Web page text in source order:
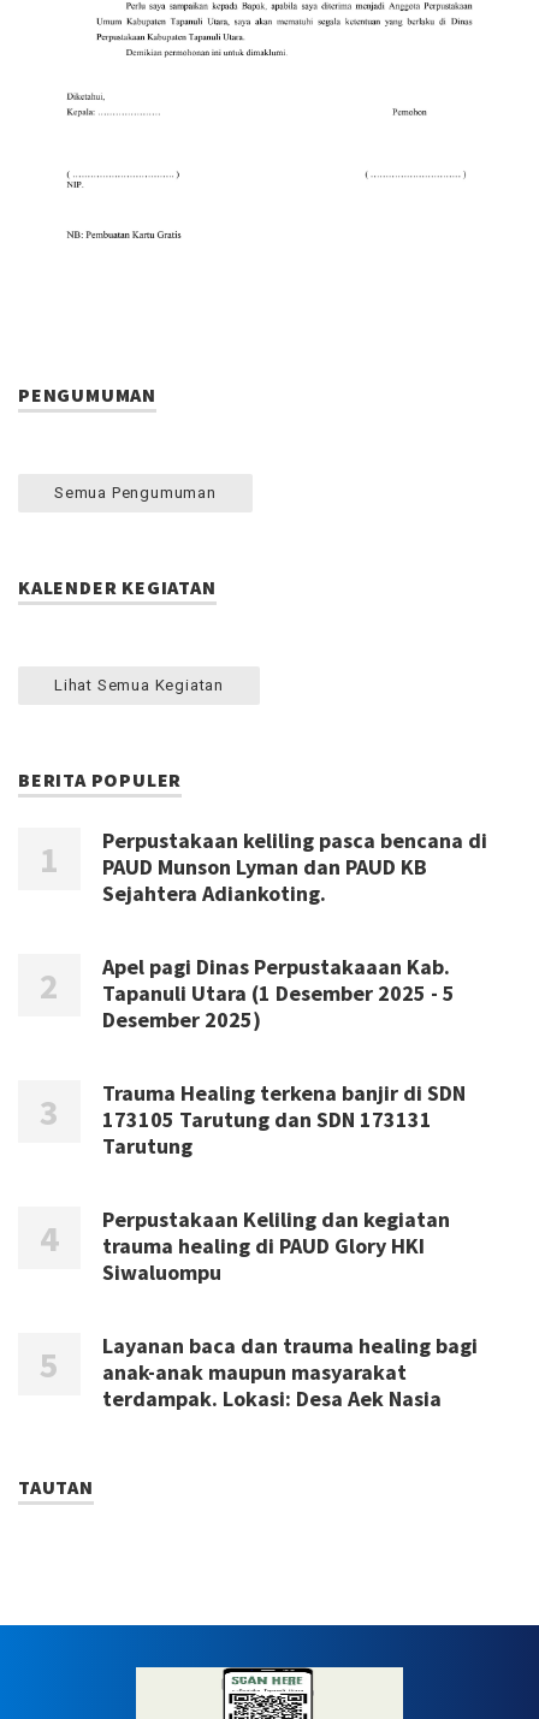
PENGUMUMAN
Semua Pengumuman
KALENDER KEGIATAN
Lihat Semua Kegiatan
BERITA POPULER
Perpustakaan keliling pasca bencana di
PAUD Munson Lyman dan PAUD KB
Sejahtera Adiankoting.
Apel pagi Dinas Perpustakaaan Kab.
Tapanuli Utara (1 Desember 2025 - 5
Desember 2025)
Trauma Healing terkena banjir di SDN
173105 Tarutung dan SDN 173131
Tarutung
Perpustakaan Keliling dan kegiatan
trauma healing di PAUD Glory HKI
Siwaluompu
Layanan baca dan trauma healing bagi
anak-anak maupun masyarakat
terdampak. Lokasi: Desa Aek Nasia
TAUTAN